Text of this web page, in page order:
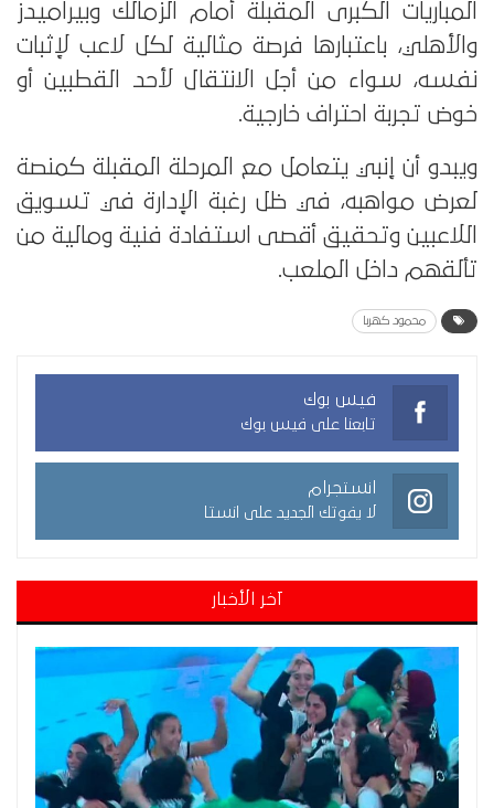
المباريات الكبرى المقبلة أمام الزمالك وبيراميدز
والأهلي، باعتبارها فرصة مثالية لكل لاعب لإثبات
نفسه، سواء من أجل الانتقال لأحد القطبين أو
خوض تجربة احتراف خارجية.
ويبدو أن إنبي يتعامل مع المرحلة المقبلة كمنصة
لعرض مواهبه، في ظل رغبة الإدارة في تسويق
اللاعبين وتحقيق أقصى استفادة فنية ومالية من
تألقهم داخل الملعب.
محمود كهربا
فيس بوك
تابعنا على فيس بوك
انستجرام
لا يفوتك الجديد على انستا
آخر الأخبار